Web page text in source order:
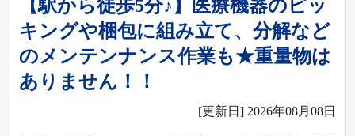
【駅から徒歩5分♪】医療機器のピッ
キングや梱包に組み立て、分解など
のメンテンナンス作業も★重量物は
ありません！！
[更新日] 2026年08月08日